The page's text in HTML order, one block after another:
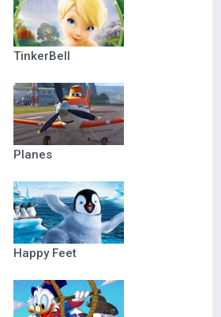
TinkerBell
Planes
Happy Feet